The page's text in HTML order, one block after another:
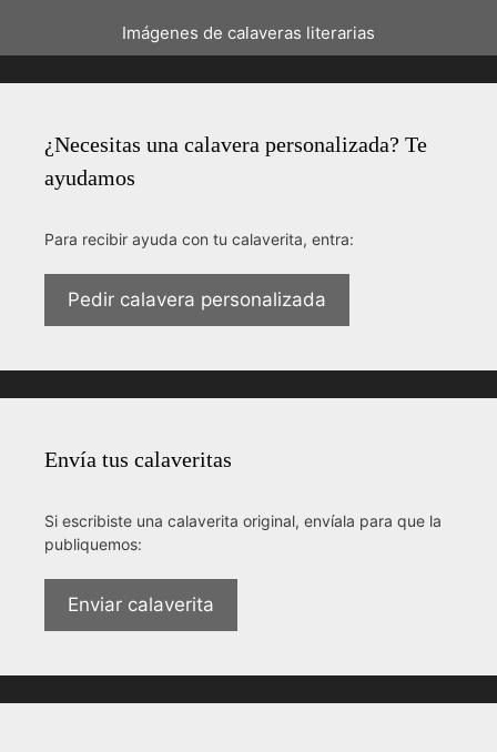
Imágenes de calaveras literarias
¿Necesitas una calavera personalizada? Te
ayudamos
Para recibir ayuda con tu calaverita, entra:
Pedir calavera personalizada
Envía tus calaveritas
Si escribiste una calaverita original, envíala para que la
publiquemos:
Enviar calaverita